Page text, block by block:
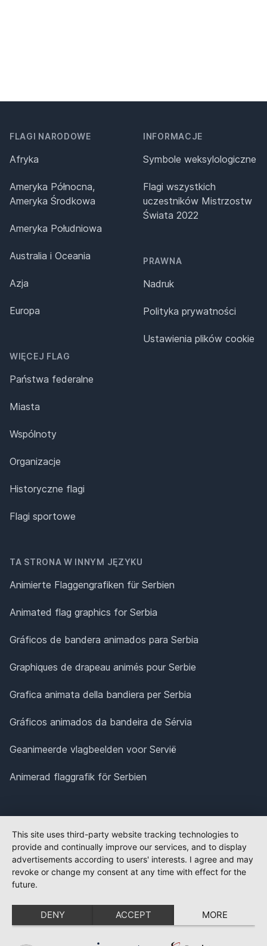
FLAGI NARODOWE
Afryka
Ameryka Północna,
Ameryka Środkowa
Ameryka Południowa
Australia i Oceania
Azja
Europa
WIĘCEJ FLAG
Państwa federalne
Miasta
Wspólnoty
Organizacje
Historyczne flagi
Flagi sportowe
INFORMACJE
Symbole weksylologiczne
Flagi wszystkich
uczestników Mistrzostw
Świata 2022
PRAWNA
Nadruk
Polityka prywatności
Ustawienia plików cookie
TA STRONA W INNYM JĘZYKU
Animierte Flaggengrafiken für Serbien
Animated flag graphics for Serbia
Gráficos de bandera animados para Serbia
Graphiques de drapeau animés pour Serbie
Grafica animata della bandiera per Serbia
Gráficos animados da bandeira de Sérvia
Geanimeerde vlagbeelden voor Servië
Animerad flaggrafik för Serbien
This site uses third-party website tracking technologies to
provide and continually improve our services, and to display
advertisements according to users' interests. I agree and may
revoke or change my consent at any time with effect for the
future.
DENY ACCEPT MORE